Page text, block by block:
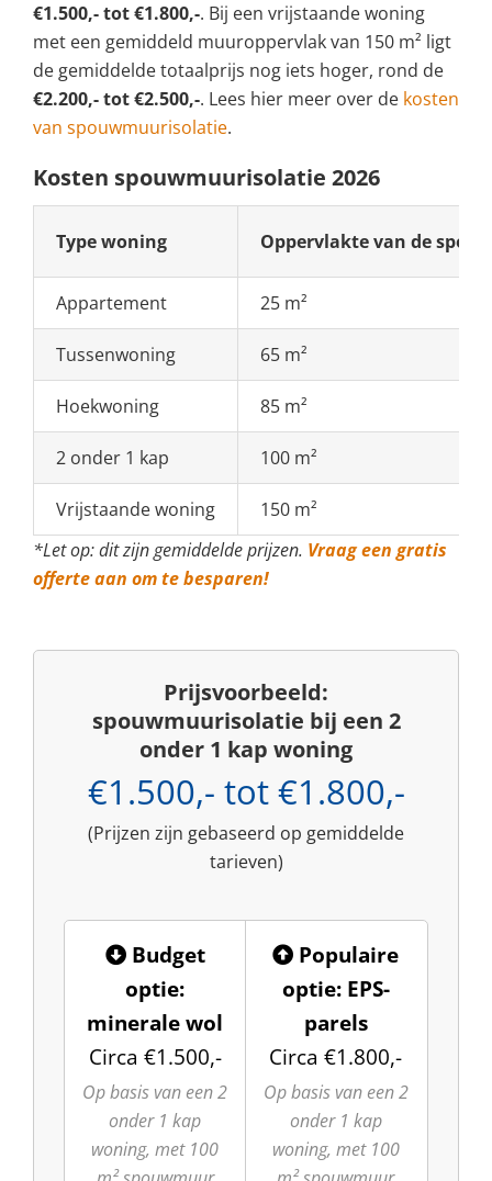
€1.500,- tot €1.800,-. Bij een vrijstaande woning
met een gemiddeld muuroppervlak van 150 m² ligt
de gemiddelde totaalprijs nog iets hoger, rond de
€2.200,- tot €2.500,-. Lees hier meer over de kosten
van spouwmuurisolatie.
Kosten spouwmuurisolatie 2026
Type woning Oppervlakte van de
Appartement 25 m²
Tussenwoning 65 m²
Hoekwoning 85 m²
2 onder 1 kap 100 m²
Vrijstaande woning
150 m²
*Let op: dit zijn gemiddelde prijzen. Vraag een gratis
offerte aan om te besparen!
Prijsvoorbeeld:
spouwmuurisolatie bij een 2
onder 1 kap woning
€1.500,- tot €1.800,-
(Prijzen zijn gebaseerd op gemiddelde
tarieven)
Budget
optie:
minerale wol
Circa €1.500,-
Op basis van een 2
onder 1 kap
woning, met 100
Populaire
optie: EPS-
parels
Circa €1.800,-
Op basis van een 2
onder 1 kap
woning, met 100